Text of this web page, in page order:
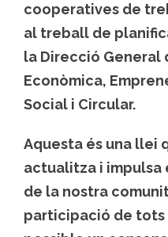
cooperatives de
al treball de
la Direcció General
Econòmica,
Social i Circular.
Aquesta és una llei
actualitza i
de la nostra
participació de tots